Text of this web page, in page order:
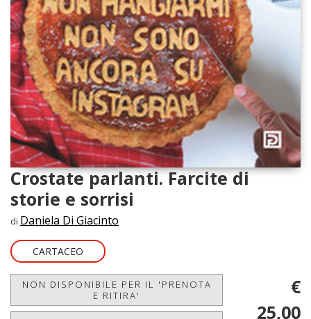
Crostate parlanti. Farcite di
storie e sorrisi
di Daniela Di Giacinto
CARTACEO
NON DISPONIBILE PER IL 'PRENOTA
E RITIRA'
€
25,00